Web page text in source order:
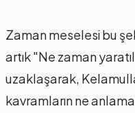
Zaman meselesi bu
artık "Ne zaman
uzaklaşarak,
kavramların ne